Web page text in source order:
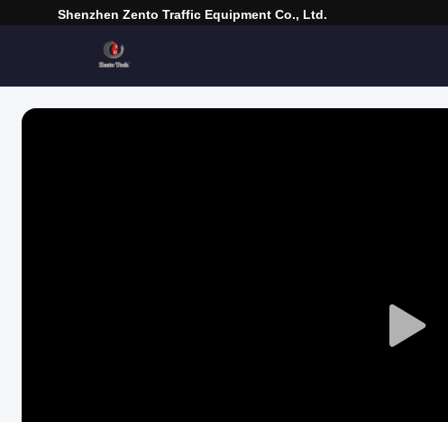
Shenzhen Zento Traffic Equipment Co., Ltd.
Play